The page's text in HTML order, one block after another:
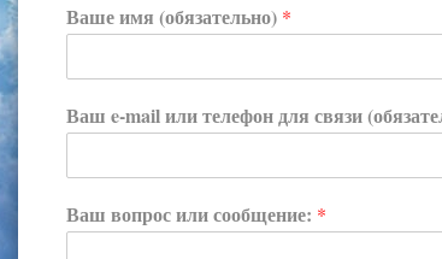
Ваше имя (обязательно) *
Ваш e-mail или телефон для связи
Ваш вопрос или сообщение: *